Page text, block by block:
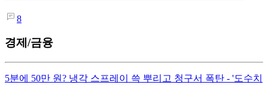
8
경제/금융
5분에 50만 원? 냉각 스프레이 쓱 뿌리고 청구서 폭탄 - '도수치